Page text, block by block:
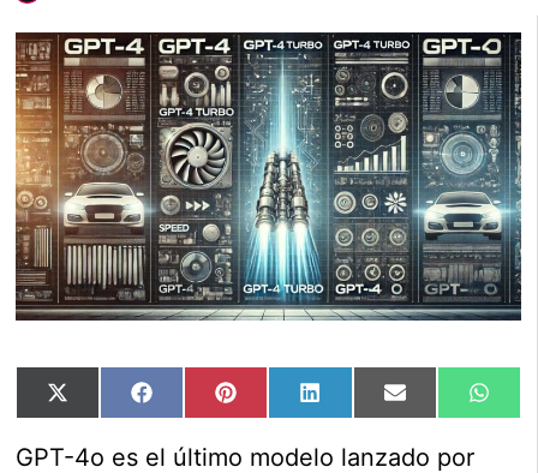
Compartir
en
X
Compartir
en
FacebookCompartir
en
PinterestCompartir
en
LinkedInCompartir
en
Email
en
GPT-4o es el último modelo lanzado por